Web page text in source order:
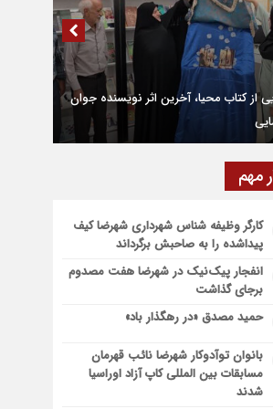
۹۱۰ تن قیر برای آسفالت جاده های کشاورزی
و دهاقان اختصاص یافت
مرکز هوش مصنوعی و کسب‌ و کار
شهرستان شهرضا افتتاح شد
روی اربعین، ادامه نهضت حسینی است
موکب بقیه الله الاعظم (عج) از شهرضا به
قرار گرفت
تومان تسهیلات اشتغالزایی به
کمیته امداد شهرضا پرداخت شد
مهم
کارگر وظیفه شناس شهرداری شهرضا کیف
پیداشده را به صاحبش برگرداند
انفجار پیک‌نیک در شهرضا هفت مصدوم
برجای گذاشت
حمید مصدق «در رهگذار باد»
بانوان توآدوکار شهرضا نائب قهرمان
مسابقات بین المللی کاپ آزاد اوراسیا
شدند